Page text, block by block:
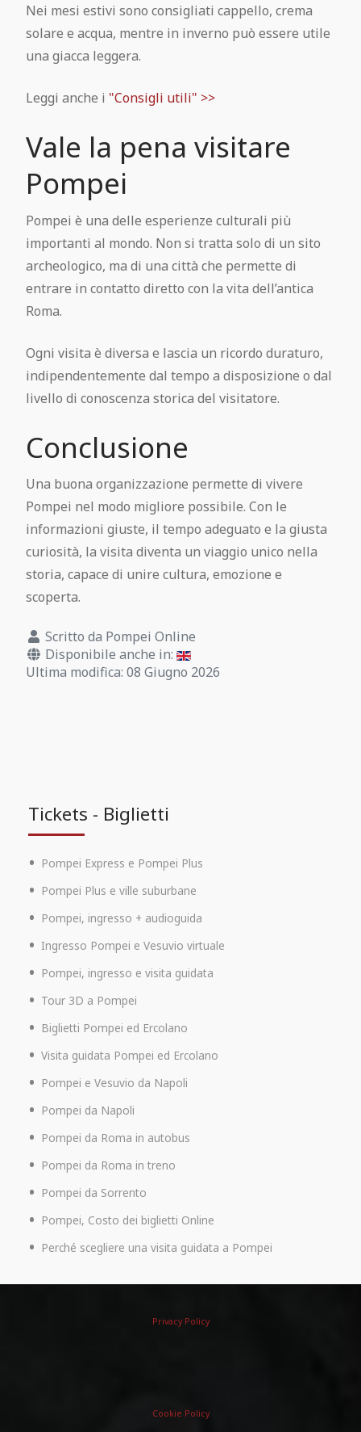
Tickets - Biglietti
Pompei Express e Pompei Plus
Pompei Plus e ville suburbane
Pompei, ingresso + audioguida
Ingresso Pompei e Vesuvio virtuale
Pompei, ingresso e visita guidata
Tour 3D a Pompei
Biglietti Pompei ed Ercolano
Visita guidata Pompei ed Ercolano
Pompei e Vesuvio da Napoli
Pompei da Napoli
Pompei da Roma in autobus
Pompei da Roma in treno
Pompei da Sorrento
Pompei, Costo dei biglietti Online
Perché scegliere una visita guidata a Pompei
Nei mesi estivi sono consigliati cappello, crema
solare e acqua, mentre in inverno può essere utile
una giacca leggera.
Leggi anche i "Consigli utili" >>
Vale la pena visitare
Pompei
Pompei è una delle esperienze culturali più
importanti al mondo. Non si tratta solo di un sito
archeologico, ma di una città che permette di
entrare in contatto diretto con la vita dell’antica
Roma.
Ogni visita è diversa e lascia un ricordo duraturo,
indipendentemente dal tempo a disposizione o dal
livello di conoscenza storica del visitatore.
Conclusione
Una buona organizzazione permette di vivere
Pompei nel modo migliore possibile. Con le
informazioni giuste, il tempo adeguato e la giusta
curiosità, la visita diventa un viaggio unico nella
storia, capace di unire cultura, emozione e
scoperta.
Scritto da Pompei Online
Disponibile anche in:
Ultima modifica: 08 Giugno 2026
Privacy Policy
Cookie Policy